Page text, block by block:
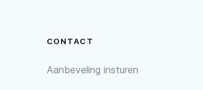
CONTACT
Aanbeveling insturen